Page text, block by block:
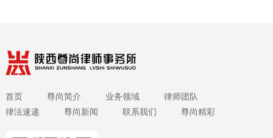
首页 尊尚简介 业务领域
律师团队
律法速递
尊尚新闻 联系我们 尊尚精彩